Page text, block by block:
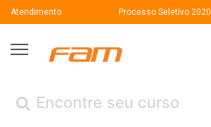
Atendimento Processo Seletivo 2020
Fam